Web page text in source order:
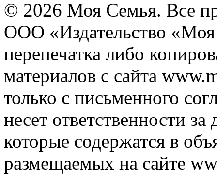
© 2026 Моя Семья. Все
ООО «Издательство
перепечатка либо
материалов с сайта
только с письменного
несет ответственности
которые содержатся в
размещаемых на сайте